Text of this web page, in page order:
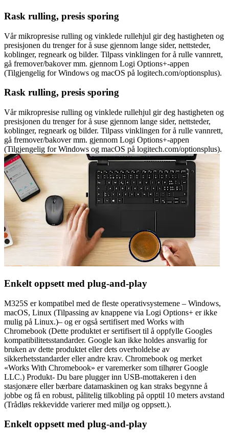
Rask rulling, presis sporing
Vår mikropresise rulling og vinklede rullehjul gir deg hastigheten og
presisjonen du trenger for å suse gjennom lange sider, nettsteder,
koblinger, regneark og bilder. Tilpass vinklingen for å rulle vannrett,
gå fremover/bakover mm. gjennom Logi Options+-appen
(Tilgjengelig for Windows og macOS på logitech.com/optionsplus).
Rask rulling, presis sporing
Vår mikropresise rulling og vinklede rullehjul gir deg hastigheten og
presisjonen du trenger for å suse gjennom lange sider, nettsteder,
koblinger, regneark og bilder. Tilpass vinklingen for å rulle vannrett,
gå fremover/bakover mm. gjennom Logi Options+-appen
(Tilgjengelig for Windows og macOS på logitech.com/optionsplus).
Enkelt oppsett med plug-and-play
M325S er kompatibel med de fleste operativsystemene – Windows,
macOS, Linux (Tilpassing av knappene via Logi Options+ er ikke
mulig på Linux.)– og er også sertifisert med Works with
Chromebook (Dette produktet er sertifisert til å oppfylle Googles
kompatibilitetsstandarder. Google kan ikke holdes ansvarlig for
bruken av dette produktet eller dets overholdelse av
sikkerhetsstandarder eller andre krav. Chromebook og merket
«Works With Chromebook» er varemerker som tilhører Google
LLC.) Produkt- Du bare plugger inn USB-mottakeren i den
stasjonære eller bærbare datamaskinen og kan straks begynne å
jobbe og få en robust, pålitelig tilkobling på opptil 10 meters avstand
(Trådløs rekkevidde varierer med miljø og oppsett.).
Enkelt oppsett med plug-and-play